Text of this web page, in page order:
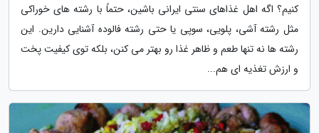
کنیم؟ اگه اهل غذاهای سنتی ایرانی باشین، حتماً با رشته های خوراکی
مثل رشته آشی، پلویی، سوپی یا حتی رشته فالوده آشنایی دارین. این
رشته ها نه تنها طعم و ظاهر غذا رو بهتر می کنن، بلکه توی کیفیت پخت
و ارزش تغذیه ای هم...